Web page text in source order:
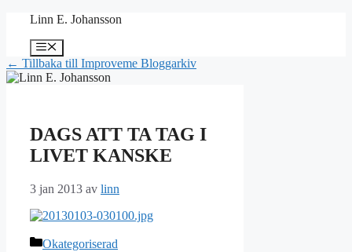
Hoppa
innehåll
Linn E. Johansson
Meny
← Tillbaka till Improveme Bloggarkiv
DAGS ATT TA TAG I
LIVET KANSKE
3 jan 2013 av linn
Kategorier
Okategoriserad